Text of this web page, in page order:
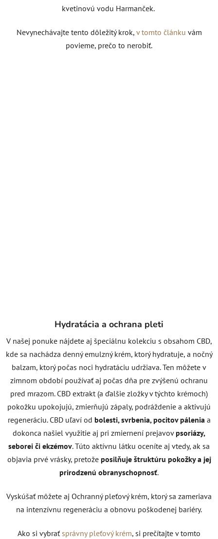
kvetinovú vodu Harmanček.
Nevynechávajte tento dôležitý krok, v tomto článku vám
povieme, prečo to nerobiť.
Hydratácia a ochrana pleti
V našej ponuke nájdete aj špeciálnu kolekciu s obsahom CBD,
kde sa nachádza denný emulzný krém, ktorý hydratuje, a nočný
balzam, ktorý počas noci hydratáciu udržiava. Ten môžete v
zimnom období používať aj počas dňa pre zvýšenú ochranu
pred mrazom. CBD extrakt (a ďalšie zložky v týchto krémoch)
pokožku upokojujú, zmierňujú zápaly, podráždenie a aktivujú
regeneráciu. CBD uľaví od bolesti, svrbenia, pocitov pálenia a
dokonca našiel využitie aj pri zmiernení prejavov psoriázy,
seborei či ekzémov. Túto aktívnu látku oceníte aj vtedy, ak sa
objavia prvé vrásky, pretože posilňuje štruktúru pokožky a jej
prirodzenú obranyschopnosť.
Vyskúšať môžete aj Ochranný pleťový krém, ktorý sa zameriava
na intenzívnu regeneráciu a obnovu poškodenej bariéry.
Ako si vybrať správny pleťový krém, si prečítajte v tomto